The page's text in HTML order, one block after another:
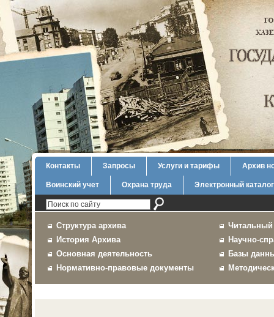
Контакты Запросы Услуги и тарифы Архив
Воинский учет Охрана труда Электронный каталог
Структура архива
История Архива
Основная деятельность
Нормативно-правовые документы
Читальный
Научно-
Базы